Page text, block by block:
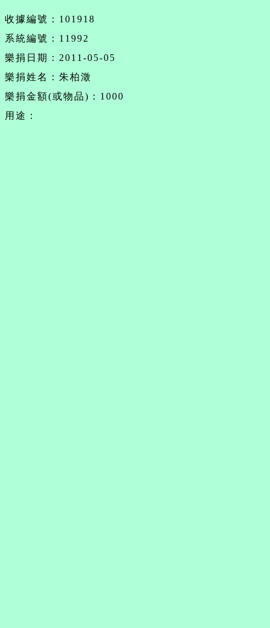
收據編號：101918
系統編號：11992
樂捐日期：2011-05-05
樂捐姓名：朱柏澂
樂捐金額(或物品)：1000
用途：